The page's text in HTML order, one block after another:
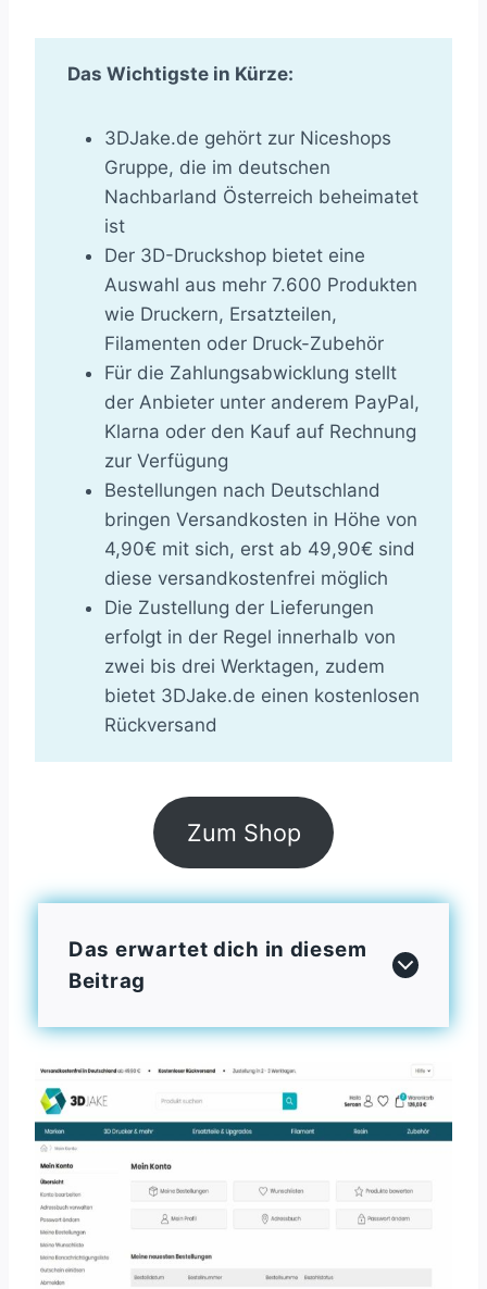
Das Wichtigste in Kürze:
3DJake.de gehört zur Niceshops
Gruppe, die im deutschen
Nachbarland Österreich beheimatet
ist
Der 3D-Druckshop bietet eine
Auswahl aus mehr 7.600 Produkten
wie Druckern, Ersatzteilen,
Filamenten oder Druck-Zubehör
Für die Zahlungsabwicklung stellt
der Anbieter unter anderem PayPal,
Klarna oder den Kauf auf Rechnung
zur Verfügung
Bestellungen nach Deutschland
bringen Versandkosten in Höhe von
4,90€ mit sich, erst ab 49,90€ sind
diese versandkostenfrei möglich
Die Zustellung der Lieferungen
erfolgt in der Regel innerhalb von
zwei bis drei Werktagen, zudem
bietet 3DJake.de einen kostenlosen
Rückversand
Zum Shop
Das erwartet dich in diesem
Beitrag